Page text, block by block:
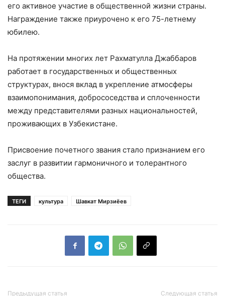
его активное участие в общественной жизни страны.
Награждение также приурочено к его 75-летнему
юбилею.
На протяжении многих лет Рахматулла Джаббаров
работает в государственных и общественных
структурах, внося вклад в укрепление атмосферы
взаимопонимания, добрососедства и сплоченности
между представителями разных национальностей,
проживающих в Узбекистане.
Присвоение почетного звания стало признанием его
заслуг в развитии гармоничного и толерантного
общества.
ТЕГИ культура Шавкат Мирзиёев
Предыдущая статья Следующая статья